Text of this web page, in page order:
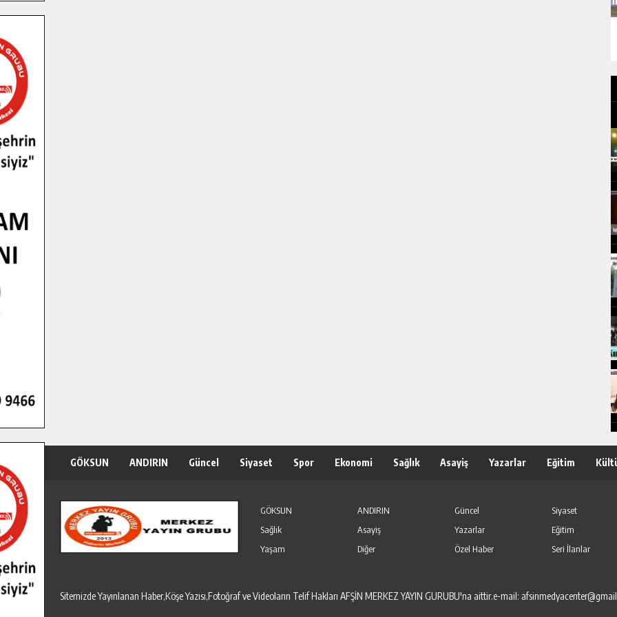
GÖKSUN ANDIRIN Güncel Siyaset Spor Ekonomi Sağlık Asayiş Yazarlar Eğitim
GÖKSUN ANDIRIN Güncel Siyaset
Sağlık
Asayiş Yazarlar Eğitim
Yaşam
Diğer Özel Haber Seri İlanlar
Sitemizde Yayınlanan Haber,Köşe Yazısı,Fotoğraf ve Videoların Telif Hakları AFŞİN MERKEZ YAYIN GURUBU'na aittir.e-mail: